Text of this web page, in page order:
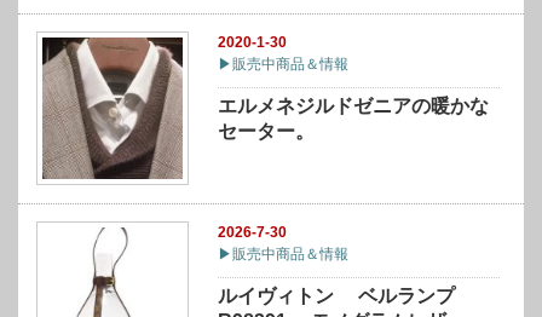
2020-1-30
▶販売中商品＆情報
エルメネジルドゼニアの暖かな
セーター。
2026-7-30
▶販売中商品＆情報
ルイヴィトン ベルランプ